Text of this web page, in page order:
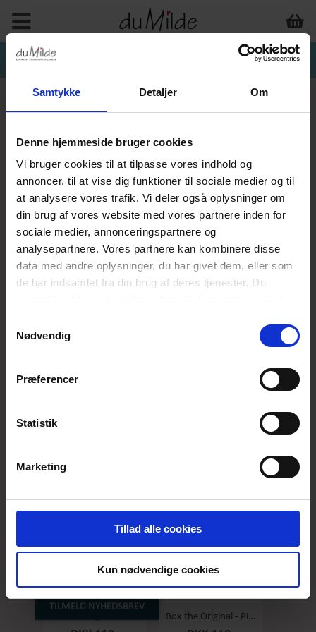
Samtykke Detaljer Om
Denne hjemmeside bruger cookies
Vi bruger cookies til at tilpasse vores indhold og
annoncer, til at vise dig funktioner til sociale medier og til
at analysere vores trafik. Vi deler også oplysninger om
din brug af vores website med vores partnere inden for
sociale medier, annonceringspartnere og
analysepartnere. Vores partnere kan kombinere disse
data med andre oplysninger, du har givet dem, eller som
de har indsamlet fra din brug af deres tjenester. Du
Nødvendig
Præferencer
Statistik
Marketing
Tillad alle cookies
Kun nødvendige cookies
INTERIØR & ANDET
Box the Original - Pineapple/coconut - Stor
TILMELD NYHEDSBREV